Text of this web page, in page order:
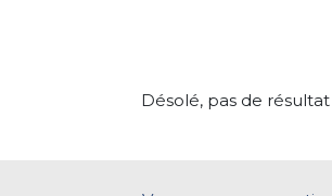
Désolé, pas de résultat